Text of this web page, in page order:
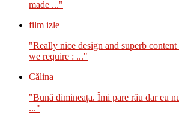
made ..."
film izle
"Really nice design and superb
we require : ..."
Călina
"Bună dimineața. Îmi pare rău dar eu
..."